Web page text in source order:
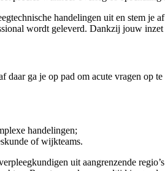
handelingen uit en stem je
wordt geleverd. Dankzij jouw
daar ga je op pad om acute vragen op
handelingen;
of wijkteams.
uit aangrenzende